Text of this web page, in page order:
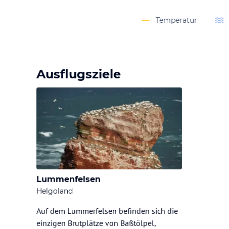
Temperatur
Ausflugsziele
Lummenfelsen
Helgoland
Auf dem Lummerfelsen befinden sich die
einzigen Brutplätze von Baßtölpel,